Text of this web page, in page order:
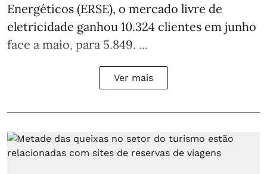
Energéticos (ERSE), o mercado livre de
eletricidade ganhou 10.324 clientes em junho
face a maio, para 5.849. ...
Ver mais